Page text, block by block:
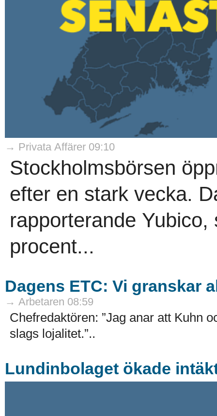
→ Privata Affärer 09:10
Stockholmsbörsen
efter en stark vecka.
rapporterande
procent...
Dagens ETC: Vi granskar
→ Arbetaren 08:59
Chefredaktören: ”Jag anar att Kuhn
slags lojalitet.”..
Lundinbolaget ökade